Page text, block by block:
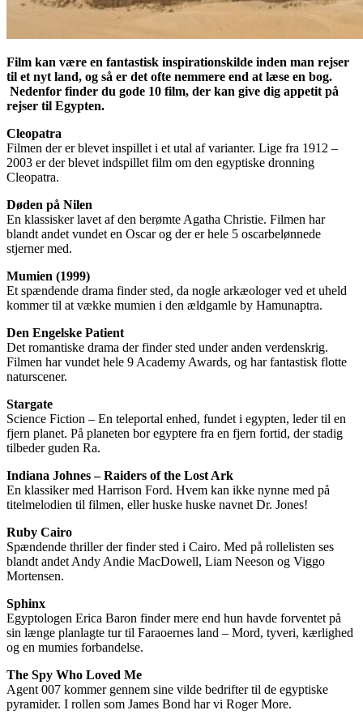
Film kan være en fantastisk inspirationskilde inden man rejser
til et nyt land, og så er det ofte nemmere end at læse en bog.
Nedenfor finder du gode 10 film, der kan give dig appetit på
rejser til Egypten.
Cleopatra
Filmen der er blevet inspillet i et utal af varianter. Lige fra 1912 –
2003 er der blevet indspillet film om den egyptiske dronning
Cleopatra.
Døden på Nilen
En klassisker lavet af den berømte Agatha Christie. Filmen har
blandt andet vundet en Oscar og der er hele 5 oscarbelønnede
stjerner med.
Mumien (1999)
Et spændende drama finder sted, da nogle arkæologer ved et uheld
kommer til at vække mumien i den ældgamle by Hamunaptra.
Den Engelske Patient
Det romantiske drama der finder sted under anden verdenskrig.
Filmen har vundet hele 9 Academy Awards, og har fantastisk flotte
naturscener.
Stargate
Science Fiction – En teleportal enhed, fundet i egypten, leder til en
fjern planet. På planeten bor egyptere fra en fjern fortid, der stadig
tilbeder guden Ra.
Indiana Johnes – Raiders of the Lost Ark
En klassiker med Harrison Ford. Hvem kan ikke nynne med på
titelmelodien til filmen, eller huske huske navnet Dr. Jones!
Ruby Cairo
Spændende thriller der finder sted i Cairo. Med på rollelisten ses
blandt andet Andy Andie MacDowell, Liam Neeson og Viggo
Mortensen.
Sphinx
Egyptologen Erica Baron finder mere end hun havde forventet på
sin længe planlagte tur til Faraoernes land – Mord, tyveri, kærlighed
og en mumies forbandelse.
The Spy Who Loved Me
Agent 007 kommer gennem sine vilde bedrifter til de egyptiske
pyramider. I rollen som James Bond har vi Roger More.